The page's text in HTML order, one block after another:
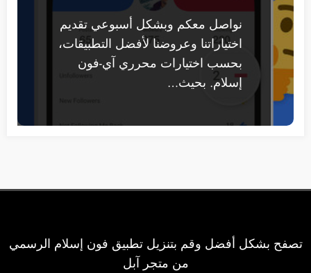
نواصل معكم وبشكل أسبوعي تقديم
اختياراتنا وعروضنا لأفضل التطبيقات،
بحسب اختيارات محرري آي-فون
إسلام. بحيث…
تصفح بشكل أفضل وقم بتنزيل تطبيق فون إسلام الرسمي
من متجر آبل